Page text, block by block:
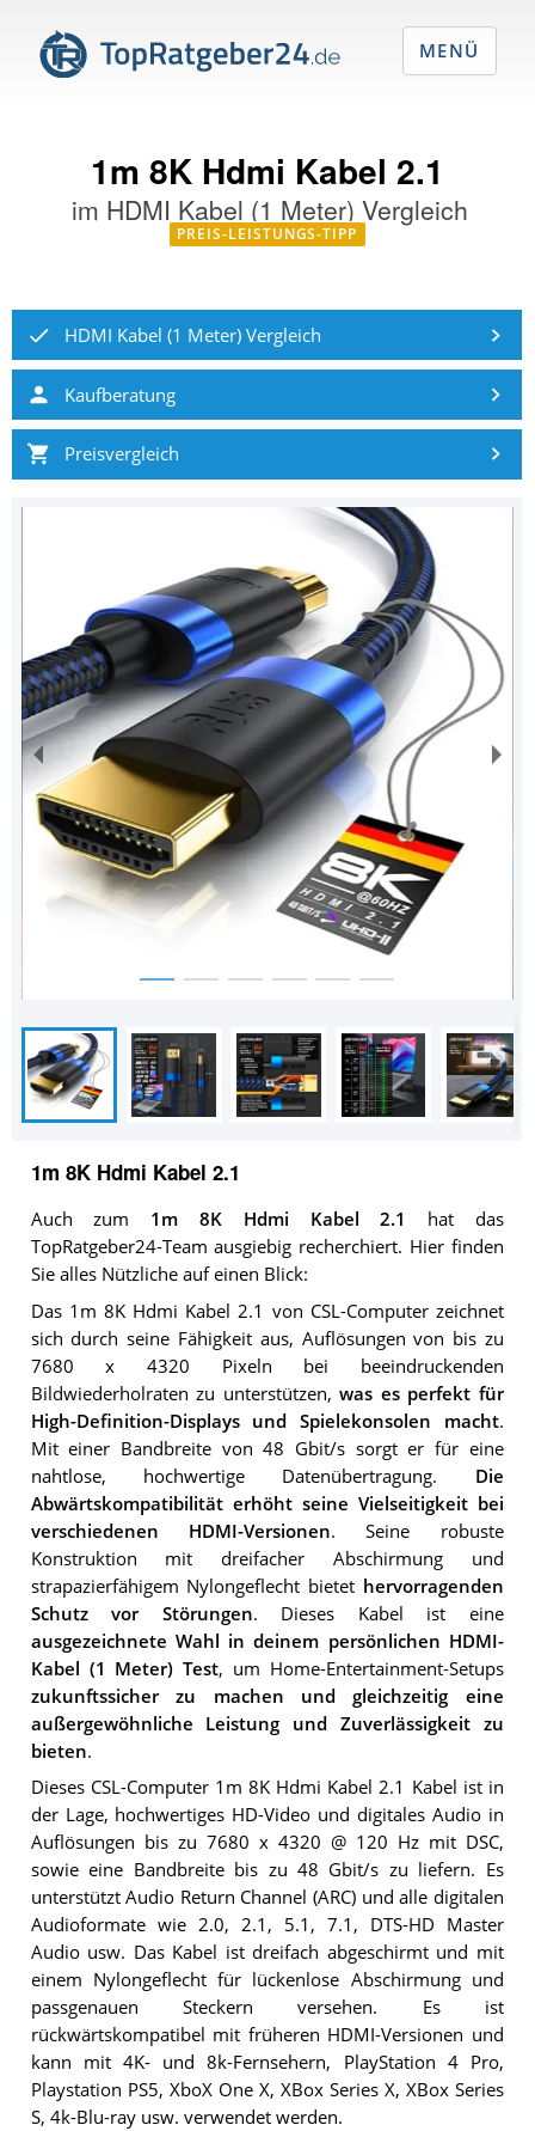
1m 8K Hdmi Kabel 2.1
im HDMI Kabel (1 Meter) Vergleich
PREIS-LEISTUNGS-TIPP
HDMI Kabel (1 Meter) Vergleich
Kaufberatung
Preisvergleich
1m 8K Hdmi Kabel 2.1
Auch zum 1m 8K Hdmi Kabel 2.1
hat das
TopRatgeber24-Team ausgiebig recherchiert. Hier finden
Sie alles Nützliche auf einen Blick:
Das 1m 8K Hdmi Kabel 2.1 von CSL-Computer zeichnet
sich durch seine Fähigkeit aus, Auflösungen von bis zu
7680 x 4320 Pixeln bei beeindruckenden
Bildwiederholraten zu unterstützen,was es perfekt für
High-Definition-Displays und Spielekonsolen macht.
Mit einer Bandbreite von 48 Gbit/s sorgt er für eine
nahtlose, hochwertige Datenübertragung. Die
Abwärtskompatibilität erhöht seine Vielseitigkeit bei
verschiedenen HDMI-Versionen. Seine robuste
Konstruktion mit dreifacher Abschirmung und
strapazierfähigem Nylongeflecht bietet hervorragenden
Schutz vor Störungen. Dieses Kabel ist eine
ausgezeichnete Wahl in deinem persönlichen HDMI-
Kabel (1 Meter) Test, um Home-Entertainment-Setups
zukunftssicher zu machen und gleichzeitig eine
außergewöhnliche Leistung und Zuverlässigkeit zu
bieten.
Dieses CSL-Computer 1m 8K Hdmi Kabel 2.1 Kabel ist in
der Lage, hochwertiges HD-Video und digitales Audio in
Auflösungen bis zu 7680 x 4320 @ 120 Hz mit DSC,
sowie eine Bandbreite bis zu 48 Gbit/s zu liefern. Es
unterstützt Audio Return Channel (ARC) und alle digitalen
Audioformate wie 2.0, 2.1, 5.1, 7.1, DTS-HD Master
Audio usw. Das Kabel ist dreifach abgeschirmt und mit
einem Nylongeflecht für lückenlose Abschirmung und
passgenauen Steckern versehen. Es ist
rückwärtskompatibel mit früheren HDMI-Versionen und
kann mit 4K- und 8k-Fernsehern, PlayStation 4 Pro,
Playstation PS5, XboX One X, XBox Series X, XBox Series
S, 4k-Blu-ray usw. verwendet werden.
MENÜ